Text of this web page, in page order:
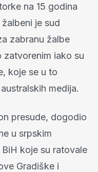
na 15 godina
je sud
zabranu žalbe
zatvorenim iako su
koje se u to
medija.
presude, dogodio
u srpskim
koje su ratovale
Gradiške i